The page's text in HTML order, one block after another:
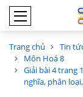
Trang chủ Tin
Môn Hoá 8
Giải bài 4 trang
nghĩa, phân